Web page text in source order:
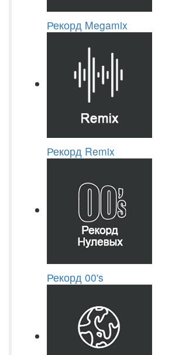
Рекорд Megamix
Рекорд Remix
Рекорд 00's